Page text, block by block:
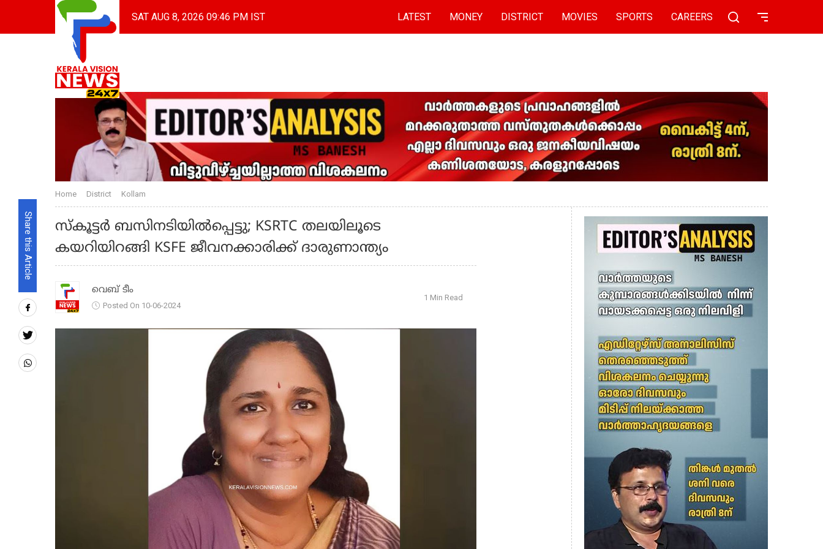
SAT AUG 8, 2026 09:46 PM IST LATEST MONEY DISTRICT MOVIES SPORTS CAREERS
Share this Article
Home District Kollam
സ്‌കൂട്ടര്‍ ബസിനടിയില്‍പ്പെട്ടു; KSRTC തലയിലൂടെ
കയറിയിറങ്ങി KSFE ജീവനക്കാരിക്ക് ദാരുണാന്ത്യം
വെബ് ടീം
Posted On 10-06-2024
1 Min Read